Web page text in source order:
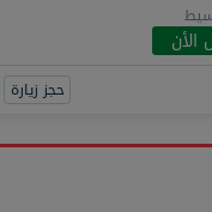
الأن
حجز زيارة